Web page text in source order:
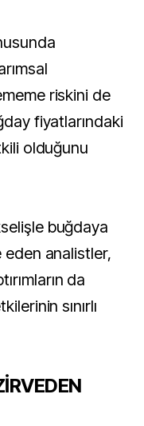
riskini de
fiyatlarındaki
olduğunu
buğdaya
eden analistler,
da
sınırlı